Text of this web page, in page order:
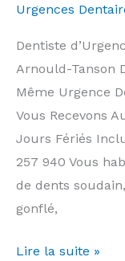
Holidays
|
Arnould-
Tanson
Practice
Luxembourg
Urgences
Dentiste
Arnould-Tanson
Même Urgence
Vous Recevons
Jours Fériés
257 940 Vous
de dents
gonflé,
Dentiste
Lire la suite »